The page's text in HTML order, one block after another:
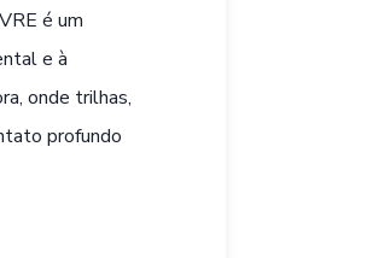
é um
e à
onde trilhas,
profundo